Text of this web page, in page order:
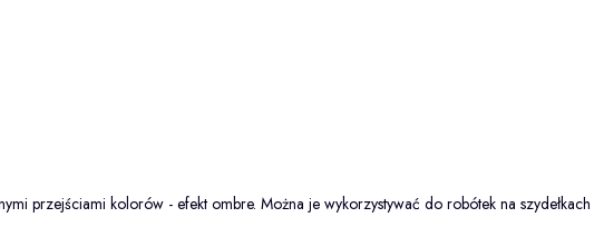
przejściami kolorów - efekt ombre. Można je wykorzystywać do robótek na